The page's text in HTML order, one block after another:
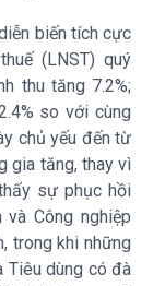
biến tích cực
(LNST) quý
thu tăng 7.2%;
so với cùng
chủ yếu đến từ
gia tăng, thay vì
sự phục hồi
Công nghiệp
trong khi những
Tiêu dùng có đà